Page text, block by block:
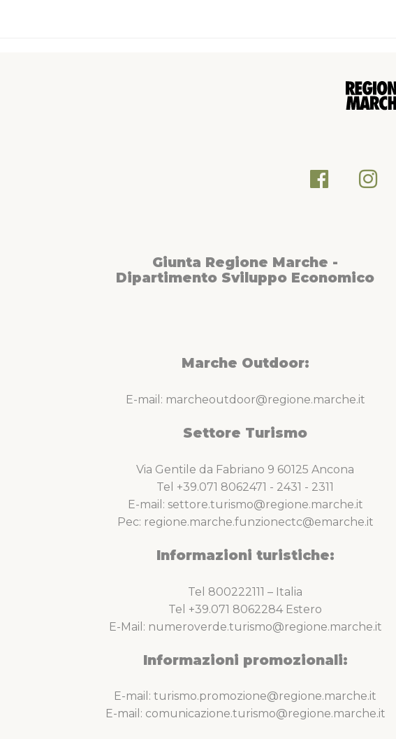
Giunta Regione Marche -
Dipartimento Sviluppo Economico
Marche Outdoor:
E-mail: marcheoutdoor@regione.marche.it
Settore Turismo
Via Gentile da Fabriano 9 60125 Ancona
Tel +39.071 8062471 - 2431 - 2311
E-mail: settore.turismo@regione.marche.it
Pec: regione.marche.funzionectc@emarche.it
Informazioni turistiche:
Tel 800222111 – Italia
Tel +39.071 8062284 Estero
E-Mail: numeroverde.turismo@regione.marche.it
Informazioni promozionali:
E-mail: turismo.promozione@regione.marche.it
E-mail: comunicazione.turismo@regione.marche.it